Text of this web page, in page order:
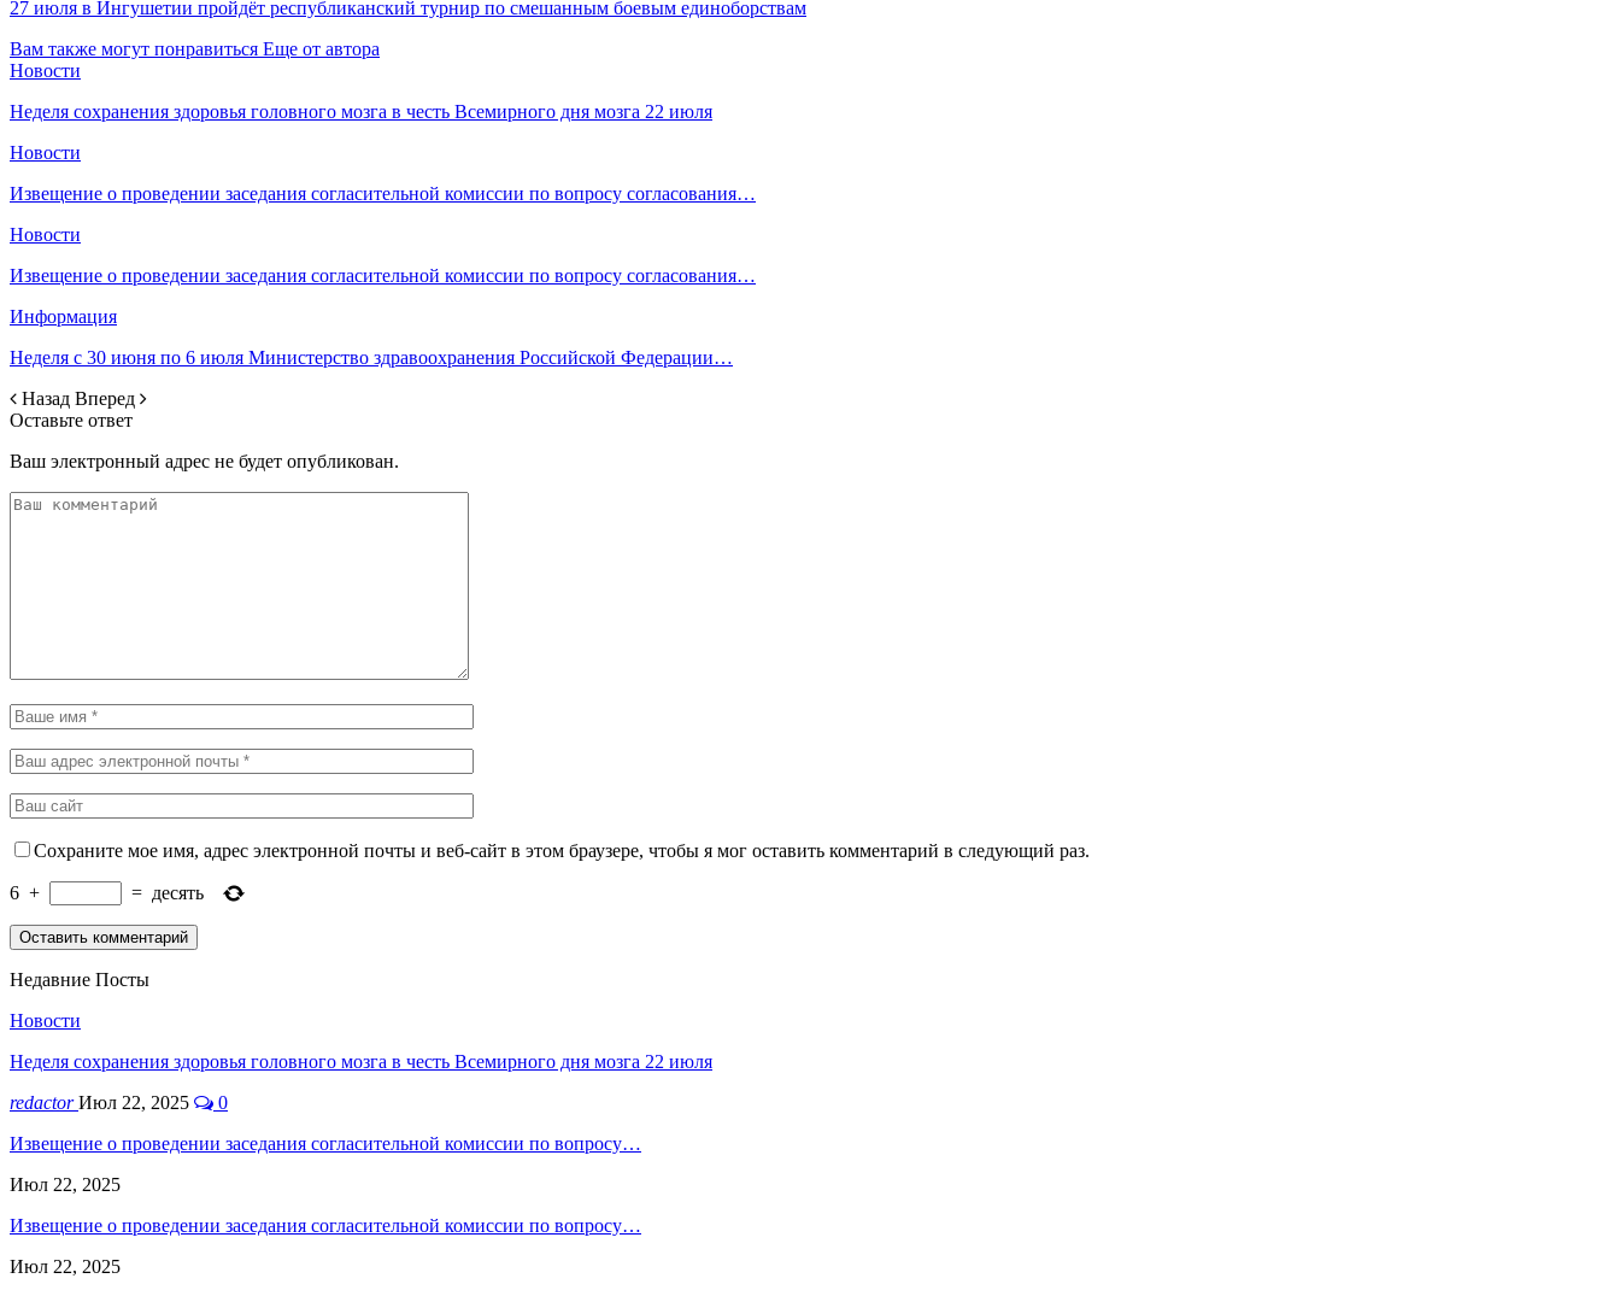
27 июля в Ингушетии пройдёт республиканский турнир по смешанным боевым единоборствам
Вам также могут понравиться Еще от автора
Новости
Неделя сохранения здоровья головного мозга в честь Всемирного дня мозга 22 июля
Новости
Извещение о проведении заседания согласительной комиссии по вопросу согласования…
Новости
Извещение о проведении заседания согласительной комиссии по вопросу согласования…
Информация
Неделя с 30 июня по 6 июля Министерство здравоохранения Российской Федерации…
Назад Вперед
Оставьте ответ
Ваш электронный адрес не будет опубликован.
Сохраните мое имя, адрес электронной почты и веб-сайт в этом браузере, чтобы я мог оставить комментарий в следующий раз.
6 + = десять
Недавние Посты
Новости
Неделя сохранения здоровья головного мозга в честь Всемирного дня мозга 22 июля
redactorИюл 22, 2025
0
Извещение о проведении заседания согласительной комиссии по вопросу…
Июл 22, 2025
Извещение о проведении заседания согласительной комиссии по вопросу…
Июл 22, 2025